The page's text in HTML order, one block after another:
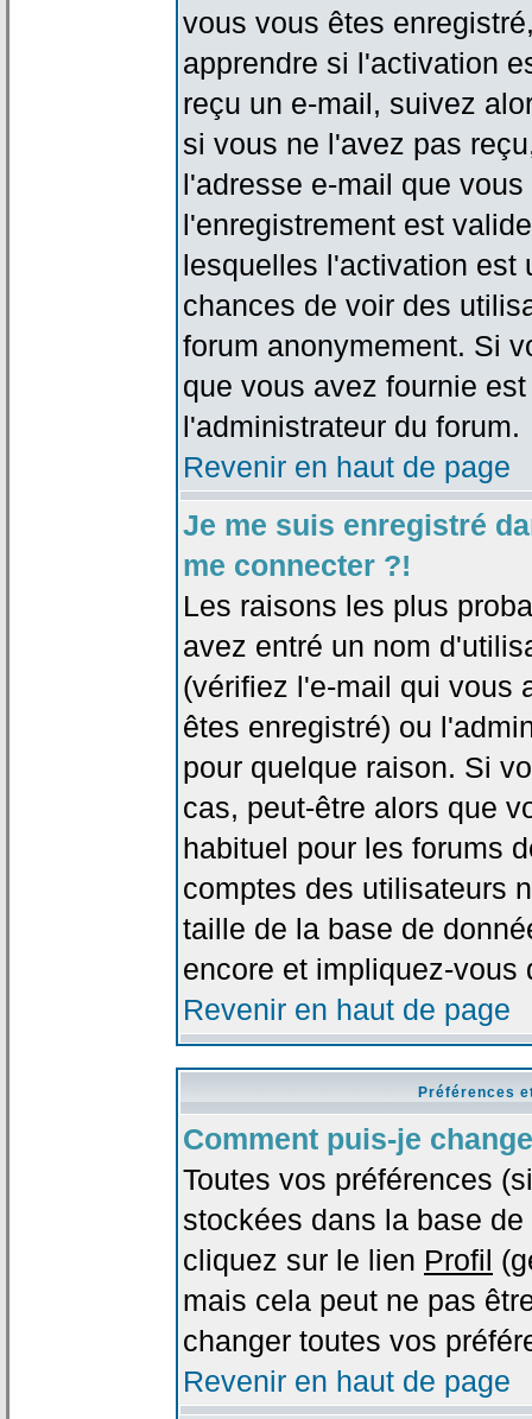
vous vous êtes
apprendre si l'activation
reçu un e-mail, suivez
si vous ne l'avez pas
l'adresse e-mail que
l'enregistrement est
lesquelles l'activation est
chances de voir des
forum anonymement. Si
que vous avez fournie
l'administrateur du forum.
Revenir en haut de page
Je me suis enregistré
me connecter ?!
Les raisons les plus
avez entré un nom
(vérifiez l'e-mail qui vous
êtes enregistré) ou
pour quelque raison. Si
cas, peut-être alors que
habituel pour les forums
comptes des utilisateurs
taille de la base de
encore et impliquez-
Revenir en haut de page
Préférences
Comment puis-je
Toutes vos préférences
stockées dans la base
cliquez sur le lien Profil
mais cela peut ne pas
changer toutes vos
Revenir en haut de page